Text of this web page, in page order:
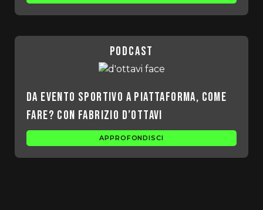
podcast
Da evento sportivo a piattaforma, come
fare? Con Fabrizio D’Ottavi
APPROFONDISCI